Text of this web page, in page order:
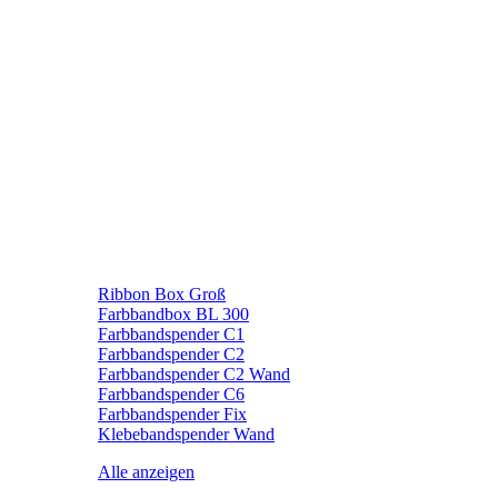
Ribbon Box Groß
Farbbandbox BL 300
Farbbandspender C1
Farbbandspender C2
Farbbandspender C2 Wand
Farbbandspender C6
Farbbandspender Fix
Klebebandspender Wand
Alle anzeigen